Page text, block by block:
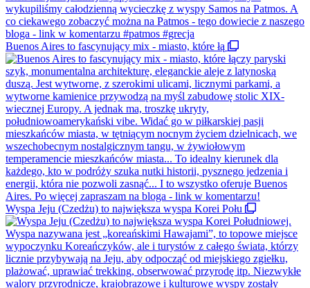
Buenos Aires to fascynujący mix - miasto, które łą
Wyspa Jeju (Czedżu) to największa wyspa Korei Połu